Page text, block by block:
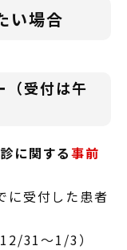
い場合
（受付は午
に関する事前
受付した患者
31～1/3）